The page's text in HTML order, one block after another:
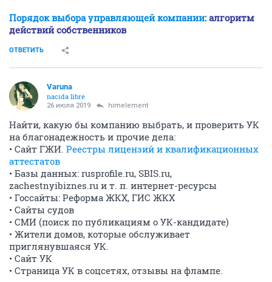
Порядок выбора управляющей компании: алгоритм
действий собственников
ОТВЕТИТЬ
Varuna
nacida libre
26 июля 2019 himelement
Найти, какую бы компанию выбрать, и проверить УК
на благонадежность и прочие дела:
• Сайт ГЖИ. Реестры лицензий и квалификационных
аттестатов
• Базы данных: rusрrоfilе.ru, SBIS.ru,
zасhеstnуibiznеs.ru и т. п. интернет-ресурсы
• Госсайты: Реформа ЖКХ, ГИС ЖКХ
• Сайты судов
• СМИ (поиск по публикациям о УК-кандидате)
• Жители домов, которые обслуживает
приглянувшаяся УК.
• Сайт УК
• Страница УК в соцсетях, отзывы на флампе.